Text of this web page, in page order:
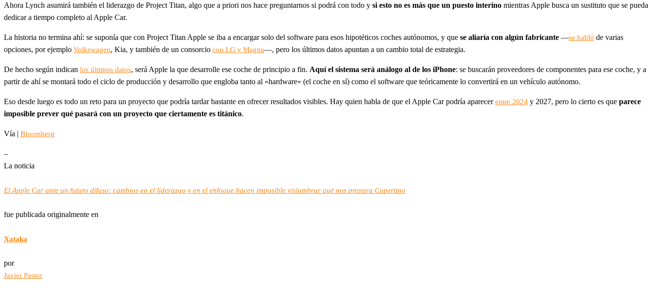
Ahora Lynch asumirá también el liderazgo de Project Titan, algo que a priori nos hace preguntarnos si podrá con todo y si esto no es más que un puesto interino mientras Apple busca un sustituto que se pueda
dedicar a tiempo completo al Apple Car.
La historia no termina ahí: se suponía que con Project Titan Apple se iba a encargar solo del software para esos hipotéticos coches autónomos, y que se aliaría con algún fabricante —se habló de varias
opciones, por ejemplo Volkswagen, Kia, y también de un consorcio con LG y Magna—, pero los últimos datos apuntan a un cambio total de estrategia.
De hecho según indican los últimos datos, será Apple la que desarrolle ese coche de principio a fin. Aquí el sistema será análogo al de los iPhone: se buscarán proveedores de componentes para ese coche, y a
partir de ahí se montará todo el ciclo de producción y desarrollo que engloba tanto al «hardware» (el coche en sí) como el software que teóricamente lo convertirá en un vehículo autónomo.
Eso desde luego es todo un reto para un proyecto que podría tardar bastante en ofrecer resultados visibles. Hay quien habla de que el Apple Car podría aparecerentre 2024 y 2027, pero lo cierto es que parece
imposible prever qué pasará con un proyecto que ciertamente es titánico.
Vía | Bloomberg
–
La noticia
El Apple Car ante un futuro difuso: cambios en el liderazgo y en el enfoque hacen imposible vislumbrar qué nos prepara Cupertino
fue publicada originalmente en
Xataka
por
Javier Pastor